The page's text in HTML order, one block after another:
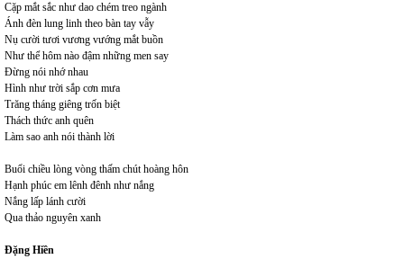
Cặp mắt sắc như dao chém treo ngành
Ánh đèn lung linh theo bàn tay vẫy
Nụ cười tươi vương vướng mắt buồn
Như thể hôm nào đậm những men say
Đừng nói nhớ nhau
Hình như trời sắp cơn mưa
Trăng tháng giêng trốn biệt
Thách thức anh quên
Làm sao anh nói thành lời
Buổi chiều lòng vòng thấm chút hoàng hôn
Hạnh phúc em lênh đênh như nắng
Nắng lấp lánh cười
Qua thảo nguyên xanh
Đặng Hiền